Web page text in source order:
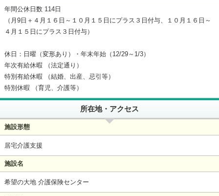
年間公休日数 114日
（月9日＋４月１６日～１０月１５日にプラス３日付与、１０月１６日～
４月１５日にプラス３日付与）
休日：日曜（変形あり）・年末年始（12/29～1/3）
年次有給休暇 （法定通り）
特別有給休暇 （結婚、出産、忌引等）
特別休暇 （育児、介護等）
所在地・アクセス
施設形態
居宅介護支援
施設名
希望の大地 介護保険センター